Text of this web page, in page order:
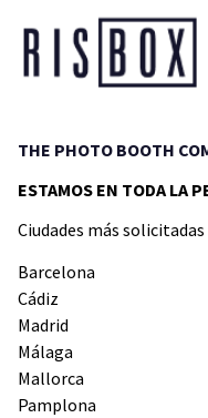
THE PHOTO BOOTH
ESTAMOS EN TODA LA
Ciudades más solicitadas
Barcelona
Cádiz
Madrid
Málaga
Mallorca
Pamplona